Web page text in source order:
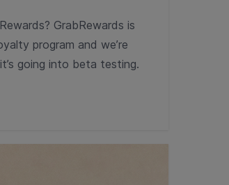
GrabRewards is
program and we’re
going into beta testing.